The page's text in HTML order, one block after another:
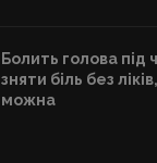
Болить голова під
зняти біль без
можна